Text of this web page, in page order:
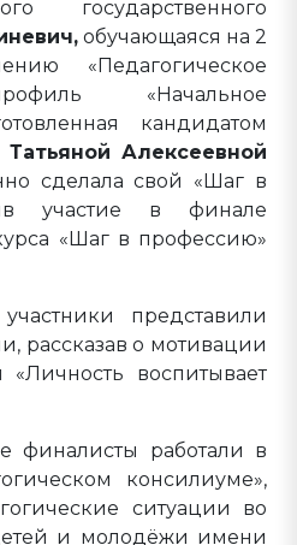
государственного
обучающаяся на 2
«Педагогическое
«Начальное
кандидатом
Татьяной Алексеевной
сделала свой «Шаг в
участие в финале
«Шаг в профессию»
представили
рассказав о мотивации
воспитывает
финалисты работали в
консилиуме»,
ситуации во
и молодёжи имени